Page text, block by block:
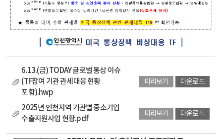
6.13.(금) TODAY 글로벌 통상 이슈
(TF참여 기관 관세대응 현황
포함).hwp
미리보기 다운로드
2025년 인천지역 기관별 중소기업
수출지원사업 현황.pdf
미리보기 다운로드